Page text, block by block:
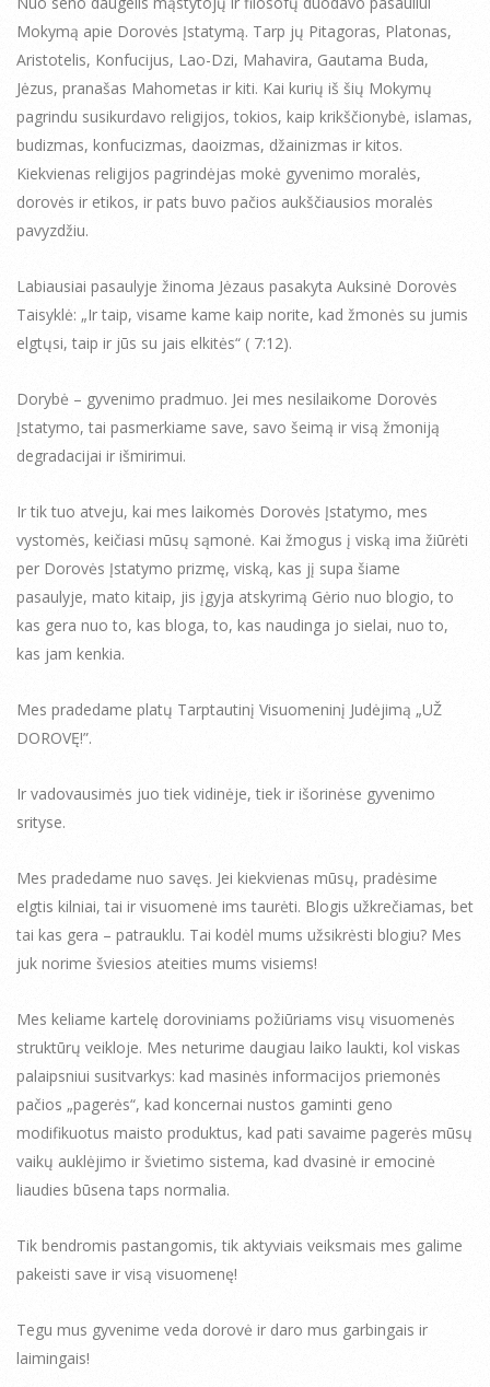
Mokymą apie Dorovės Įstatymą. Tarp jų Pitagoras, Platonas,
Aristotelis, Konfucijus, Lao-Dzi, Mahavira, Gautama Buda,
Jėzus, pranašas Mahometas ir kiti. Kai kurių iš šių Mokymų
pagrindu susikurdavo religijos, tokios, kaip krikščionybė, islamas,
budizmas, konfucizmas, daoizmas, džainizmas ir kitos.
Kiekvienas religijos pagrindėjas mokė gyvenimo moralės,
dorovės ir etikos, ir pats buvo pačios aukščiausios moralės
pavyzdžiu.
Labiausiai pasaulyje žinoma Jėzaus pasakyta Auksinė Dorovės
Taisyklė: „Ir taip, visame kame kaip norite, kad žmonės su jumis
elgtųsi, taip ir jūs su jais elkitės“ ( 7:12).
Dorybė – gyvenimo pradmuo. Jei mes nesilaikome Dorovės
Įstatymo, tai pasmerkiame save, savo šeimą ir visą žmoniją
degradacijai ir išmirimui.
Ir tik tuo atveju, kai mes laikomės Dorovės Įstatymo, mes
vystomės, keičiasi mūsų sąmonė. Kai žmogus į viską ima žiūrėti
per Dorovės Įstatymo prizmę, viską, kas jį supa šiame
pasaulyje, mato kitaip, jis įgyja atskyrimą Gėrio nuo blogio, to
kas gera nuo to, kas bloga, to, kas naudinga jo sielai, nuo to,
kas jam kenkia.
Mes pradedame platų Tarptautinį Visuomeninį Judėjimą „UŽ
DOROVĘ!”.
Ir vadovausimės juo tiek vidinėje, tiek ir išorinėse gyvenimo
srityse.
Mes pradedame nuo savęs. Jei kiekvienas mūsų, pradėsime
elgtis kilniai, tai ir visuomenė ims taurėti. Blogis užkrečiamas, bet
tai kas gera – patrauklu. Tai kodėl mums užsikrėsti blogiu? Mes
juk norime šviesios ateities mums visiems!
Mes keliame kartelę doroviniams požiūriams visų visuomenės
struktūrų veikloje. Mes neturime daugiau laiko laukti, kol viskas
palaipsniui susitvarkys: kad masinės informacijos priemonės
pačios „pagerės“, kad koncernai nustos gaminti geno
modifikuotus maisto produktus, kad pati savaime pagerės mūsų
vaikų auklėjimo ir švietimo sistema, kad dvasinė ir emocinė
liaudies būsena taps normalia.
Tik bendromis pastangomis, tik aktyviais veiksmais mes galime
pakeisti save ir visą visuomenę!
Tegu mus gyvenime veda dorovė ir daro mus garbingais ir
laimingais!